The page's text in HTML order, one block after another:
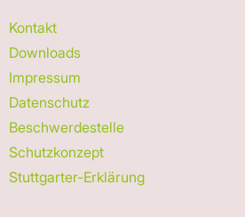
Kontakt
Downloads
Impressum
Datenschutz
Beschwerdestelle
Schutzkonzept
Stuttgarter-Erklärung